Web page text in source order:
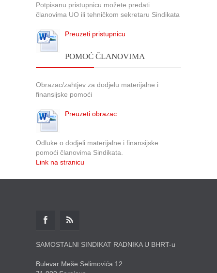
Potpisanu pristupnicu možete predati
članovima UO ili tehničkom sekretaru Sindikata
Preuzeti pristupnicu
POMOĆ ČLANOVIMA
Obrazac/zahtjev za dodjelu materijalne i
finansijske pomoći
Preuzeti obrazac
Odluke o dodjeli materijalne i finansijske
pomoći članovima Sindikata.
Link na stranicu
SAMOSTALNI SINDIKAT RADNIKA U BHRT-u
Bulevar Meše Selimovića 12.